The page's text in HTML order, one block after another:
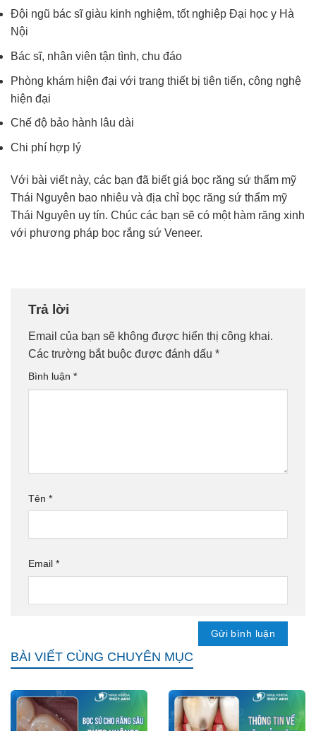
Đội ngũ bác sĩ giàu kinh nghiệm, tốt nghiệp Đại học y Hà
Nội
Bác sĩ, nhân viên tận tình, chu đáo
Phòng khám hiện đại với trang thiết bị tiên tiến, công nghệ
hiện đại
Chế độ bảo hành lâu dài
Chi phí hợp lý
Với bài viết này, các bạn đã biết giá bọc răng sứ thẩm mỹ
Thái Nguyên bao nhiêu và địa chỉ bọc răng sứ thẩm mỹ
Thái Nguyên uy tín. Chúc các bạn sẽ có một hàm răng xinh
với phương pháp bọc rắng sứ Veneer.
Trả lời
Email của bạn sẽ không được hiển thị công khai.
Các trường bắt buộc được đánh dấu *
Bình luận *
Tên *
Email *
BÀI VIẾT CÙNG CHUYÊN MỤC